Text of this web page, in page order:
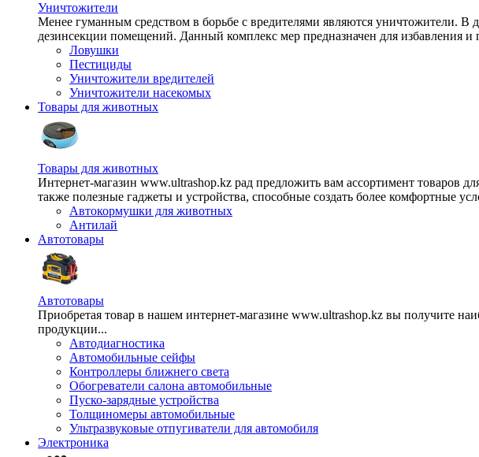
Уничтожители
Менее гуманным средством в борьбе с вредителями являются уничтожители. В
дезинсекции помещений. Данный комплекс мер предназначен для избавления
Ловушки
Пестициды
Уничтожители вредителей
Уничтожители насекомых
Товары для животных
Товары для животных
Интернет-магазин www.ultrashop.kz рад предложить вам ассортимент товаров
также полезные гаджеты и устройства, способные создать более комфортные
Автокормушки для животных
Антилай
Автотовары
Автотовары
Приобретая товар в нашем интернет-магазине www.ultrashop.kz вы получите
продукции...
Автодиагностика
Автомобильные сейфы
Контроллеры ближнего света
Обогреватели салона автомобильные
Пуско-зарядные устройства
Толщиномеры автомобильные
Ультразвуковые отпугиватели для автомобиля
Электроника